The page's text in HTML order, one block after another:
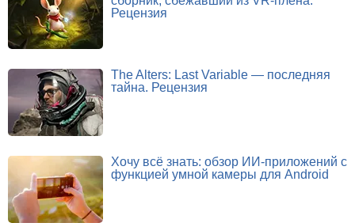
Рецензия
The Alters: Last Variable — последняя
тайна. Рецензия
Хочу всё знать: обзор ИИ-приложений с
функцией умной камеры для Android